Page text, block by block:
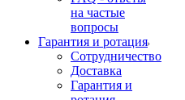
на частые
вопросы
Гарантия и ротация
Сотрудничество
Доставка
Гарантия и